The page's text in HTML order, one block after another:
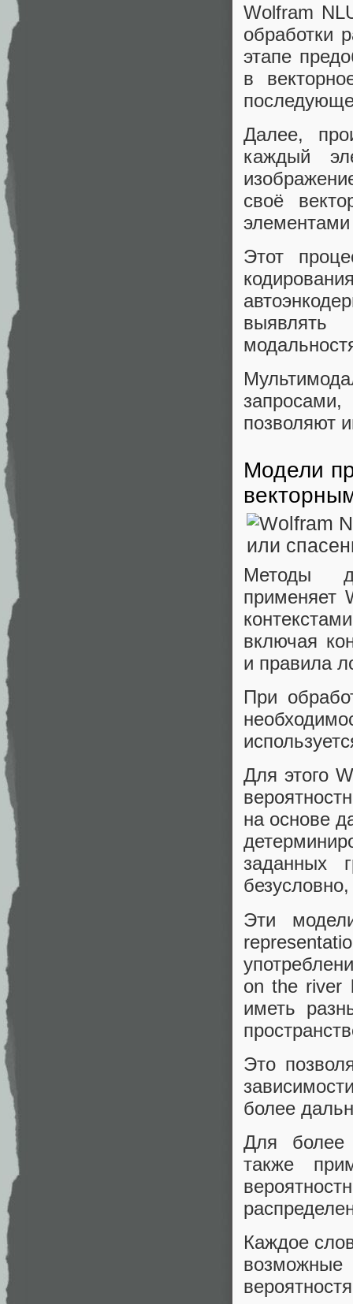
Wolfram
обработки
этапе
в
Далее,
каждый
своё
Этот
выявлять
позволяют
Модели
Методы
применяет
включая
и правила
При
Для этого
на основе
заданных
Эти
on the river
иметь
Это
более
Для более
также
Каждое